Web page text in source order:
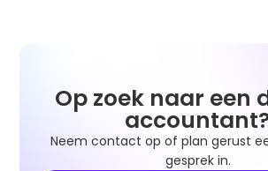
Op zoek naar een
Neem contact op of plan gerust
gesprek in.